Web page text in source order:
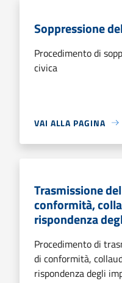
Soppressione
Procedimento di
civica
VAI ALLA PAGINA
Trasmissione
conformità,
rispondenza
Procedimento di
di conformità,
rispondenza degli